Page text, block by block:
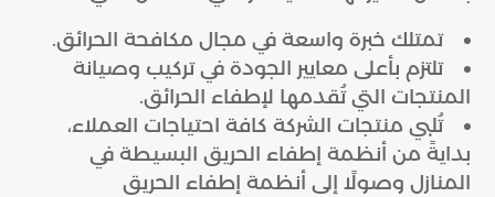
تمتلك خبرة واسعة في مجال مكافحة الحرائق.
تلتزم بأعلى معايير الجودة في تركيب وصيانة
المنتجات التي تُقدمها لإطفاء الحرائق.
تُلبي منتجات الشركة كافة احتياجات العملاء،
بدايةً من أنظمة إطفاء الحريق البسيطة في
المنازل وصولًا إلى أنظمة إطفاء الحريق